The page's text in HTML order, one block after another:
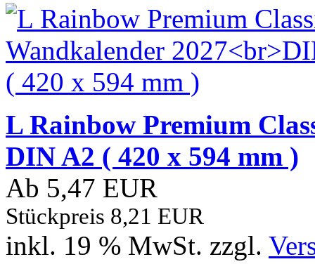
L Rainbow Premium
DIN A2 ( 420 x 594 mm )
Ab 5,47 EUR
Stückpreis 8,21 EUR
inkl. 19 % MwSt. zzgl.